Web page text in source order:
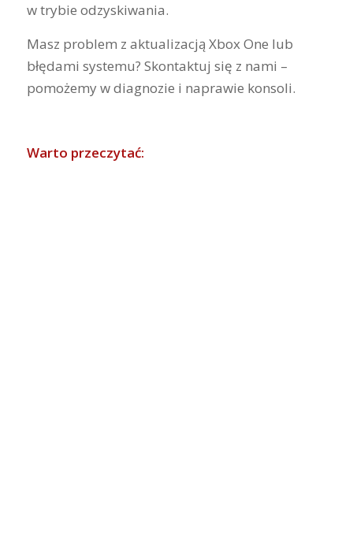
w trybie odzyskiwania.
Masz problem z aktualizacją Xbox One lub
błędami systemu? Skontaktuj się z nami –
pomożemy w diagnozie i naprawie konsoli.
Warto przeczytać: